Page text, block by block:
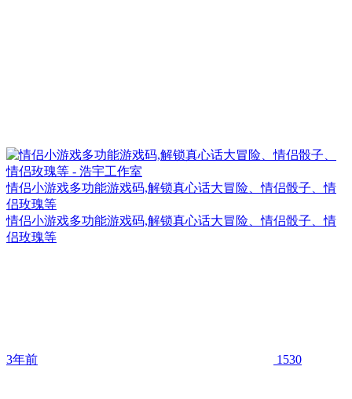
情侣小游戏多功能游戏码,解锁真心话大冒险、情侣骰子、情
侣玫瑰等
情侣小游戏多功能游戏码,解锁真心话大冒险、情侣骰子、情
侣玫瑰等
3年前 1530